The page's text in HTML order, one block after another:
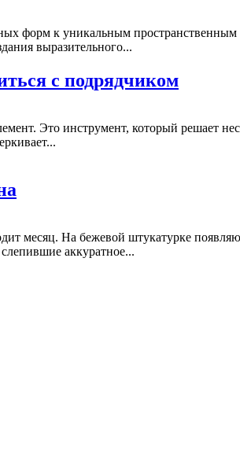
форм к уникальным
выразительного...
с подрядчиком
Это инструмент, который решает
месяц. На бежевой штукатурке
аккуратное...